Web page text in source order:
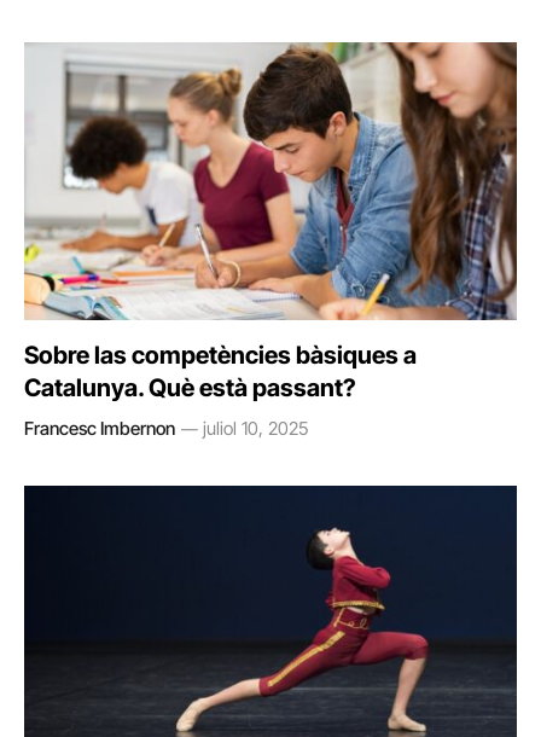
Sobre las competències bàsiques a
Catalunya. Què està passant?
Francesc Imbernon juliol 10, 2025